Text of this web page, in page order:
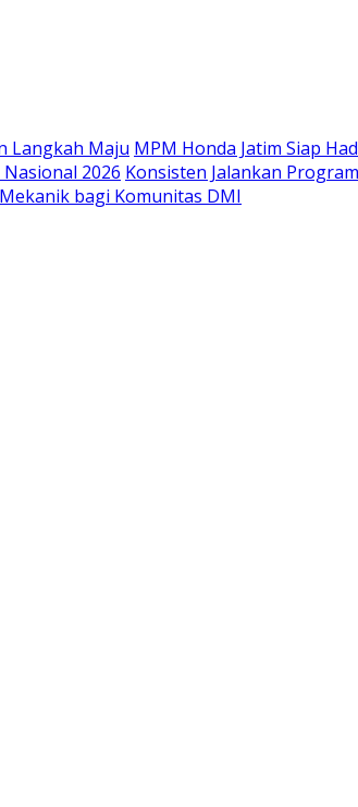
Langkah Maju MPM Honda Jatim Siap
Nasional 2026 Konsisten Jalankan
bagi Komunitas DMI